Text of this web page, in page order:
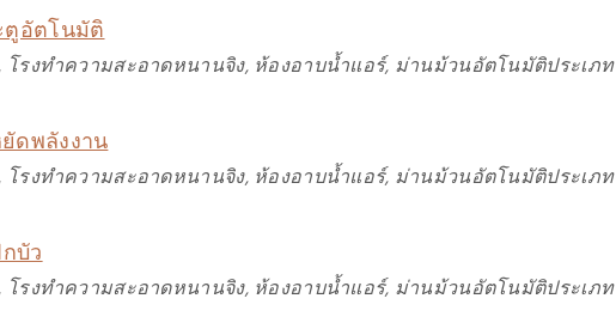
ตูอัตโนมัติ
โรงทำความสะอาดหนานจิง, ห้องอาบน้ำแอร์, ม่านม้วนอัตโนมัติประเภท
ดพลังงาน
โรงทำความสะอาดหนานจิง, ห้องอาบน้ำแอร์, ม่านม้วนอัตโนมัติประเภท
บัว
โรงทำความสะอาดหนานจิง, ห้องอาบน้ำแอร์, ม่านม้วนอัตโนมัติประเภท